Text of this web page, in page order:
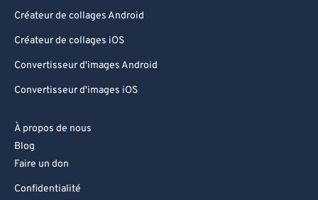
Créateur de collages Android
Créateur de collages iOS
Convertisseur d'images Android
Convertisseur d'images iOS
À propos de nous
Blog
Faire un don
Confidentialité